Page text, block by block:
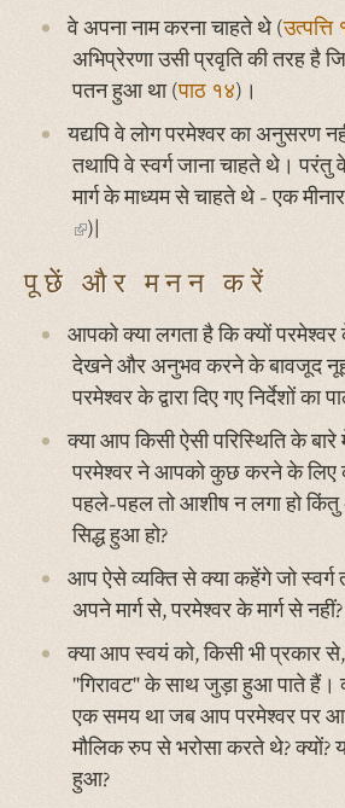
वे अपना नाम करना चाहते थे (
अभिप्रेरणा उसी प्रवृति की तरह है
पतन हुआ था (पाठ १४)।
यद्यपि वे लोग परमेश्वर का अनुसरण
तथापि वे स्वर्ग जाना चाहते थे।
मार्ग के माध्यम से चाहते थे - एक
(link
external)
)|
पूछें और मनन करें
आपको क्या लगता है कि क्यों
देखने और अनुभव करने के बावजूद नूह
परमेश्वर के द्वारा दिए गए निर्देशों
क्या आप किसी ऐसी परिस्थिति के
परमेश्वर ने आपको कुछ करने के लिए
पहले-पहल तो आशीष न लगा हो
सिद्ध हुआ हो?
आप ऐसे व्यक्ति से क्या कहेंगे जो स्वर्ग
अपने मार्ग से, परमेश्वर के मार्ग से नहीं?
क्या आप स्वयं को, किसी भी प्रकार
"गिरावट" के साथ जुड़ा हुआ पाते हैं।
एक समय था जब आप परमेश्वर पर
मौलिक रुप से भरोसा करते थे? क्यों?
हुआ?